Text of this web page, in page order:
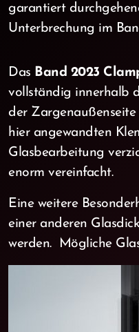
garantiert
Unterbrechung im
Das Band 2023
vollständig innerhalb
der
hier angewandten
Glasbearbeitung
enorm vereinfacht.
Eine weitere
einer anderen
werden. Mögliche